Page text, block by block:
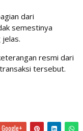
dari
semestinya
resmi dari
tersebut.
Google+